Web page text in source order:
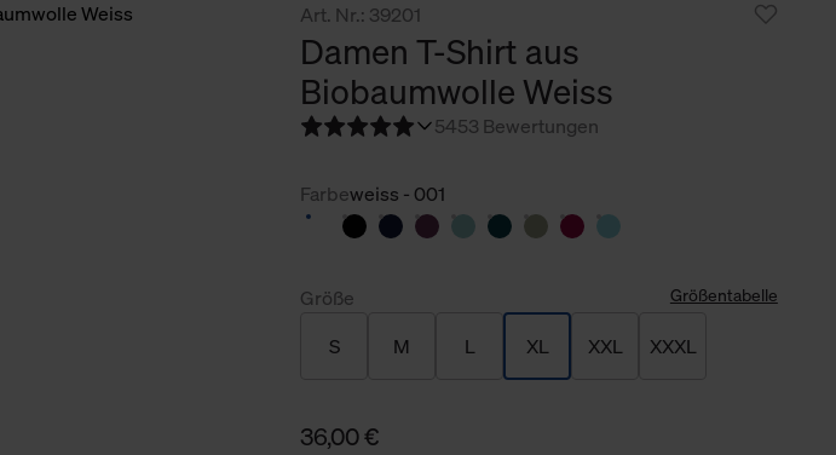
Art. Nr.: 39201
Damen T-Shirt aus
Biobaumwolle Weiss
5453 Bewertungen
Farbeweiss - 001
Größe Größentabelle
S M L XL XXL XXXL
36,00 €